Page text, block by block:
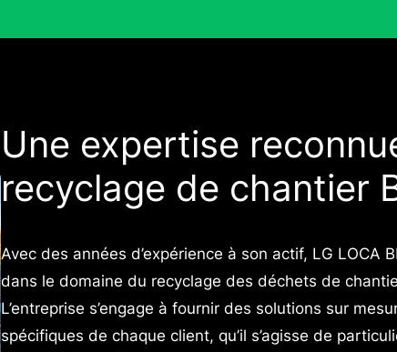
Une expertise
recyclage de chantier
Avec des années d’expérience à son actif, LG LOCA
dans le domaine du recyclage des déchets de
L’entreprise s’engage à fournir des solutions sur
spécifiques de chaque client, qu’il s’agisse de